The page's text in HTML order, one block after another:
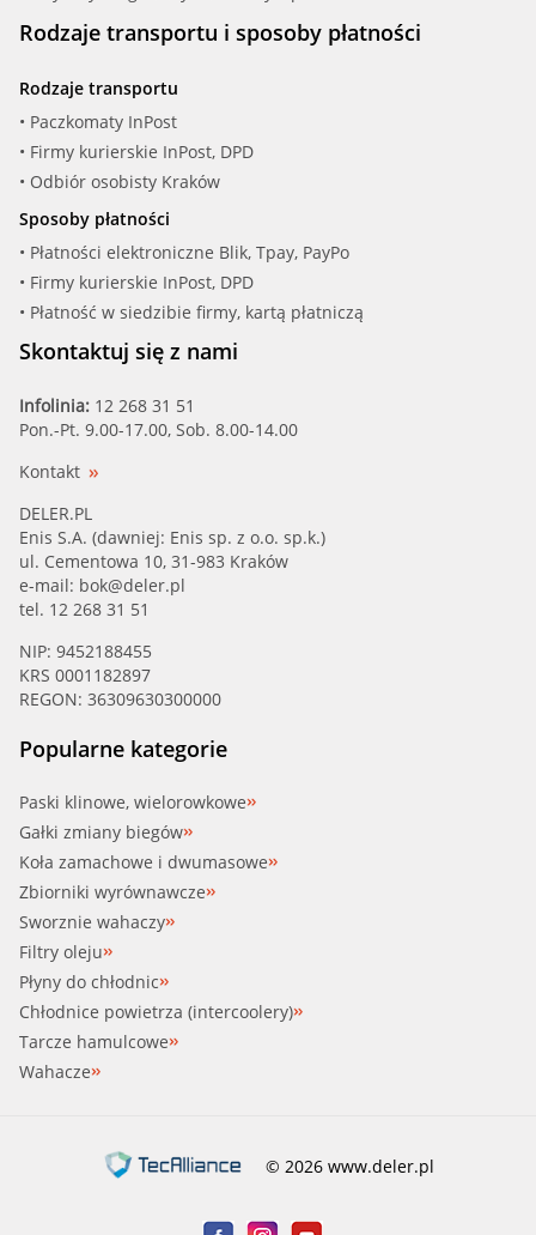
Rodzaje transportu i sposoby płatności
Rodzaje transportu
• Paczkomaty InPost
• Firmy kurierskie InPost, DPD
• Odbiór osobisty Kraków
Sposoby płatności
• Płatności elektroniczne Blik, Tpay, PayPo
• Firmy kurierskie InPost, DPD
• Płatność w siedzibie firmy, kartą płatniczą
Skontaktuj się z nami
Infolinia: 12 268 31 51
Pon.-Pt. 9.00-17.00, Sob. 8.00-14.00
Kontakt
DELER.PL
Enis S.A. (dawniej: Enis sp. z o.o. sp.k.)
ul. Cementowa 10, 31-983 Kraków
e-mail: bok@deler.pl
tel. 12 268 31 51
NIP: 9452188455
KRS 0001182897
REGON: 36309630300000
Popularne kategorie
Paski klinowe, wielorowkowe
Gałki zmiany biegów
Koła zamachowe i dwumasowe
Zbiorniki wyrównawcze
Sworznie wahaczy
Filtry oleju
Płyny do chłodnic
Chłodnice powietrza (intercoolery)
Tarcze hamulcowe
Wahacze
© 2026 www.deler.pl